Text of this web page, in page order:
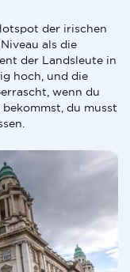
der irischen
als die
der Landsleute in
hoch, und die
wenn du
du musst